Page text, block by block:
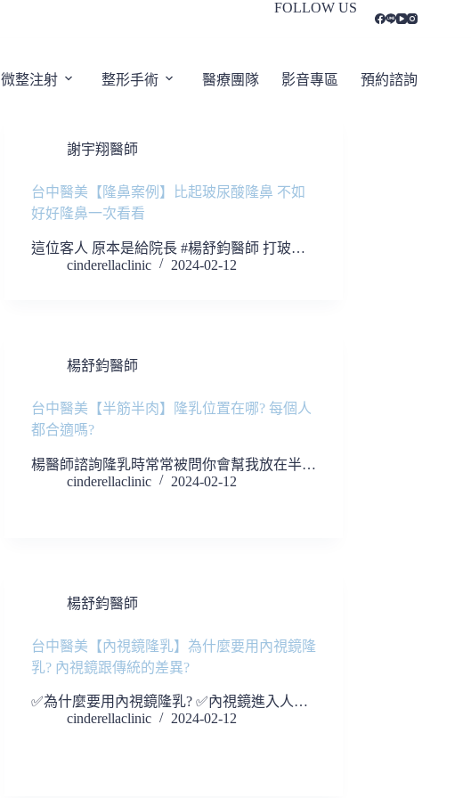
FOLLOW US
微整注射 整形手術 醫療團隊 影音專區 預約諮詢
謝宇翔醫師
台中醫美【隆鼻案例】比起玻尿酸隆鼻 不如
好好隆鼻一次看看
這位客人 原本是給院長 #楊舒鈞醫師 打玻…
cinderellaclinic
2024-02-12
楊舒鈞醫師
台中醫美【半筋半肉】隆乳位置在哪? 每個人
都合適嗎?
楊醫師諮詢隆乳時常常被問你會幫我放在半…
cinderellaclinic
2024-02-12
楊舒鈞醫師
台中醫美【內視鏡隆乳】為什麼要用內視鏡隆
乳? 內視鏡跟傳統的差異?
✅為什麼要用內視鏡隆乳? ✅內視鏡進入人…
cinderellaclinic
2024-02-12